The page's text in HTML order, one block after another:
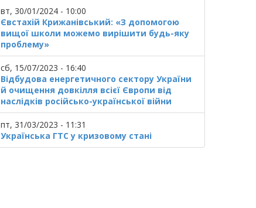
вт, 30/01/2024 - 10:00
Євстахій Крижанівський: «З допомогою
вищої школи можемо вирішити будь-яку
проблему»
сб, 15/07/2023 - 16:40
Відбудова енергетичного сектору України
й очищення довкілля всієї Європи від
наслідків російсько-української війни
пт, 31/03/2023 - 11:31
Українська ГТС у кризовому стані